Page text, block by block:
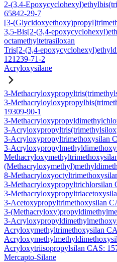
2-(3,4-
65842-29-7
[3-
3,5-Bis[2-(3,4-
octamethyltetrasiloxan
Tris[2-(3,4-
121239-71-2
Acryloxysilane
3-
3-
19309-90-1
3-
3-
3-Acryloxypropyltrimethoxysilan
3-
8-
3-Methacryloxypropyltrichlorsilan
3-
3-Acetoxypropyltrimethoxysilan
3-
3-
Acryloxymethyltrimethoxysilan
Acryloxytriisopropylsilan CAS:
Mercapto-Silane